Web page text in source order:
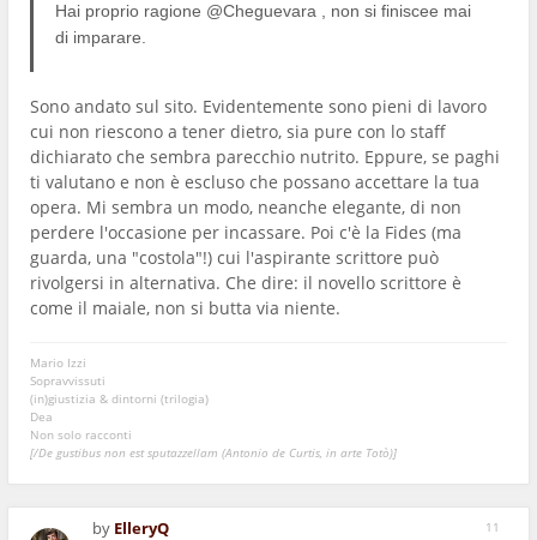
Hai proprio ragione @Cheguevara , non si finiscee mai
di imparare.
Sono andato sul sito. Evidentemente sono pieni di lavoro
cui non riescono a tener dietro, sia pure con lo staff
dichiarato che sembra parecchio nutrito. Eppure, se paghi
ti valutano e non è escluso che possano accettare la tua
opera. Mi sembra un modo, neanche elegante, di non
perdere l'occasione per incassare. Poi c'è la Fides (ma
guarda, una "costola"!) cui l'aspirante scrittore può
rivolgersi in alternativa. Che dire: il novello scrittore è
come il maiale, non si butta via niente.
Mario Izzi
Sopravvissuti
(in)giustizia & dintorni (trilogia)
Dea
Non solo racconti
[/De gustibus non est sputazzellam (Antonio de Curtis, in arte Totò)]
11
by ElleryQ